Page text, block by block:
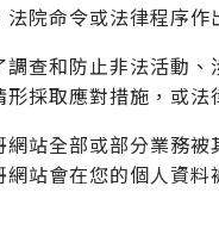
院命令或法律程序
調查和防止非法活動
形採取應對措施，或
網站全部或部分業務
網站會在您的個人資